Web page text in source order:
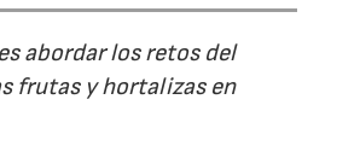
abordar los retos del
frutas y hortalizas en